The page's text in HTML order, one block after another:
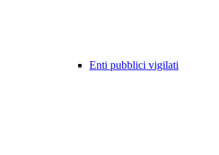
Enti pubblici vigilati